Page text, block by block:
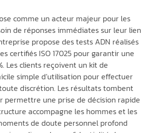
comme un acteur majeur pour les
de réponses immédiates sur leur lien
propose des tests ADN réalisés
certifiés ISO 17025 pour garantir une
Les clients reçoivent un kit de
simple d’utilisation pour effectuer
discrétion. Les résultats tombent
permettre une prise de décision rapide
accompagne les hommes et les
de doute personnel profond